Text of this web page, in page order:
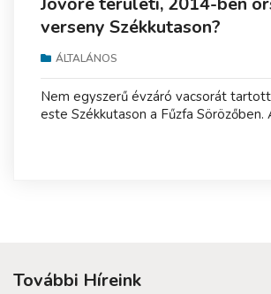
verseny Székkutason?
ÁLTALÁNOS
Nem egyszerű évzáró vacsorát
este Székkutason a Fűzfa Sörözőben.
További Híreink